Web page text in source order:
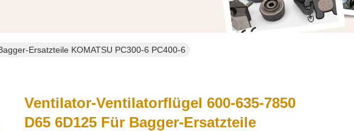
Ersatzteile KOMATSU PC300-6 PC400-6
Ventilator-Ventilatorflügel 600-635-7850
D65 6D125 Für Bagger-Ersatzteile